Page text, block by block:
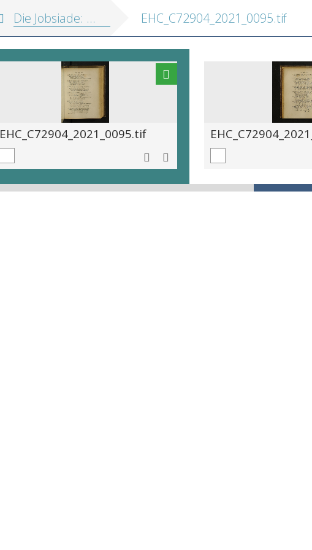
Die Jobsiade: ein grotesk-komisches Heldengedicht in drei Theilen EHC_C72904_2021_0095.tif
EHC_C72904_2021_0095.tif